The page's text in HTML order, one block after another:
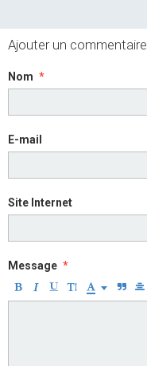
Ajouter un commentaire
Nom
E-mail
Site Internet
Message